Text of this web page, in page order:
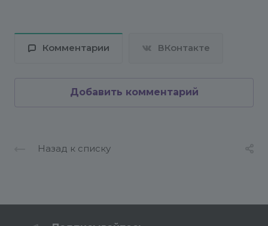
Комментарии ВКонтакте
Добавить комментарий
Назад к списку